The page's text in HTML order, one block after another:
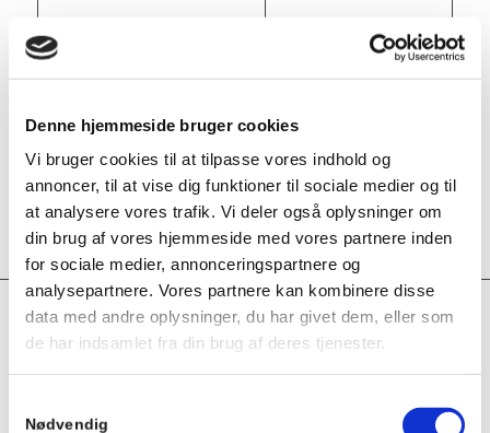
Denne hjemmeside bruger cookies
Vi bruger cookies til at tilpasse vores indhold og
annoncer, til at vise dig funktioner til sociale medier og til
at analysere vores trafik. Vi deler også oplysninger om
din brug af vores hjemmeside med vores partnere inden
for sociale medier, annonceringspartnere og
analysepartnere. Vores partnere kan kombinere disse
data med andre oplysninger, du har givet dem, eller som
de har indsamlet fra din brug af deres tjenester.
Nødvendig
KUGLEHANER/FITTINGS
20 mm,25 mm
40 mm,50 mm,
65 mm,80 mm,100 mm
KUGLEHANE
BETJENING T-håndtag
Relaterede varer
Kuglehane 1-delt PVC / EPDM Gevind